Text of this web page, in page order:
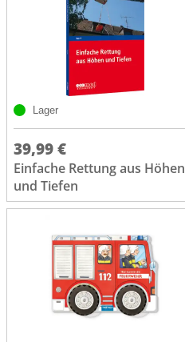
Lager
39,99 €
Einfache Rettung aus Höhen
und Tiefen